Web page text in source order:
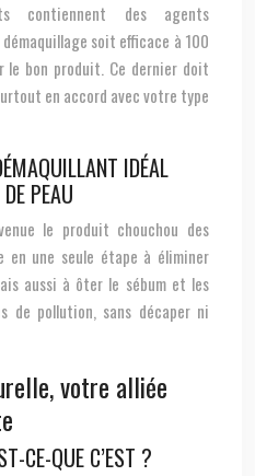
contiennent des agents
soit efficace à 100
bon produit. Ce dernier doit
en accord avec votre type
IDÉAL
PEAU
le produit chouchou des
en une seule étape à éliminer
aussi à ôter le sébum et les
de pollution, sans décaper ni
votre alliée
CE-QUE C’EST ?